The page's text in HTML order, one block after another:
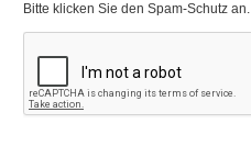
Bitte klicken Sie den Spam-Schutz an.